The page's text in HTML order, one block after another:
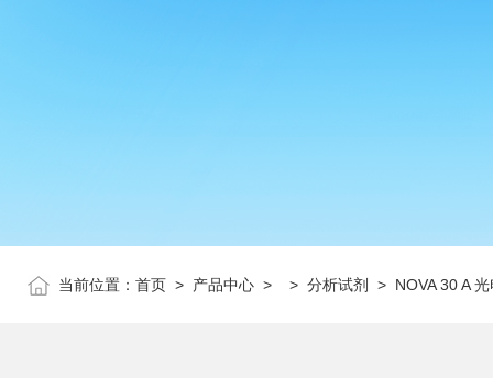
当前位置： 首页 > 产品中心 > > 分析试剂 > NOVA 30 A